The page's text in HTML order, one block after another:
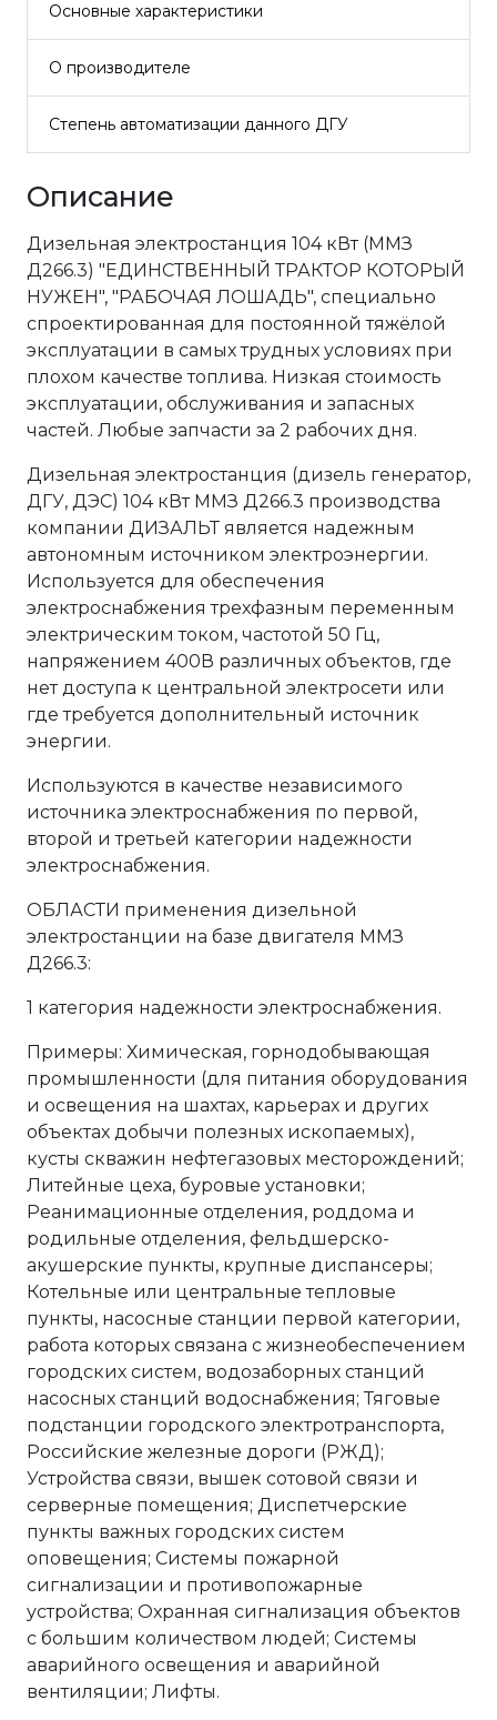
Основные характеристики
О производителе
Степень автоматизации данного ДГУ
Описание
Дизельная электростанция 104 кВт (ММЗ
Д266.3) "ЕДИНСТВЕННЫЙ ТРАКТОР КОТОРЫЙ
НУЖЕН", "РАБОЧАЯ ЛОШАДЬ", специально
спроектированная для постоянной тяжёлой
эксплуатации в самых трудных условиях при
плохом качестве топлива. Низкая стоимость
эксплуатации, обслуживания и запасных
частей. Любые запчасти за 2 рабочих дня.
Дизельная электростанция (дизель генератор,
ДГУ, ДЭС) 104 кВт ММЗ Д266.3 производства
компании ДИЗАЛЬТ является надежным
автономным источником электроэнергии.
Используется для обеспечения
электроснабжения трехфазным переменным
электрическим током, частотой 50 Гц,
напряжением 400В различных объектов, где
нет доступа к центральной электросети или
где требуется дополнительный источник
энергии.
Используются в качестве независимого
источника электроснабжения по первой,
второй и третьей категории надежности
электроснабжения.
ОБЛАСТИ применения дизельной
электростанции на базе двигателя ММЗ
Д266.3:
1 категория надежности электроснабжения.
Примеры: Химическая, горнодобывающая
промышленности (для питания оборудования
и освещения на шахтах, карьерах и других
объектах добычи полезных ископаемых),
кусты скважин нефтегазовых месторождений;
Литейные цеха, буровые установки;
Реанимационные отделения, роддома и
родильные отделения, фельдшерско-
акушерские пункты, крупные диспансеры;
Котельные или центральные тепловые
пункты, насосные станции первой категории,
работа которых связана с жизнеобеспечением
городских систем, водозаборных станций
насосных станций водоснабжения; Тяговые
подстанции городского электротранспорта,
Российские железные дороги (РЖД);
Устройства связи, вышек сотовой связи и
серверные помещения; Диспетчерские
пункты важных городских систем
оповещения; Системы пожарной
сигнализации и противопожарные
устройства; Охранная сигнализация объектов
с большим количеством людей; Системы
аварийного освещения и аварийной
вентиляции; Лифты.